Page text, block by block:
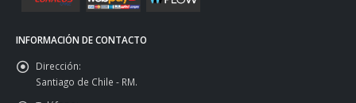
INFORMACIÓN DE CONTACTO
Dirección:
Santiago de Chile - RM.